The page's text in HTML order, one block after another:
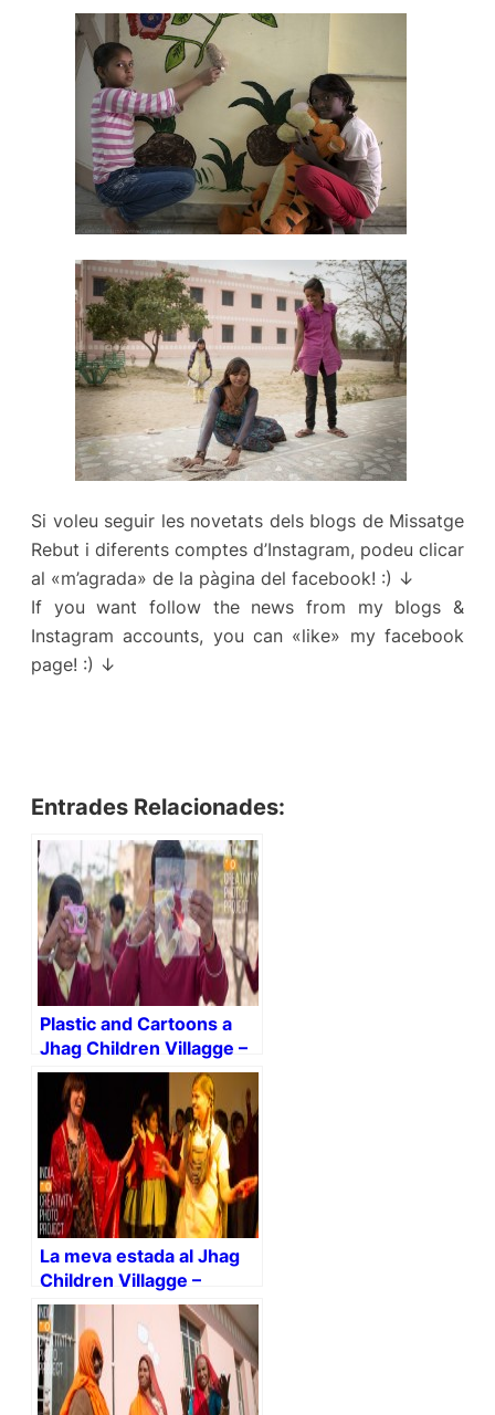
Si voleu seguir les novetats dels blogs de Missatge
Rebut i diferents comptes d’Instagram, podeu clicar
al «m’agrada» de la pàgina del facebook! :) ↓
If you want follow the news from my blogs &
Instagram accounts, you can «like» my facebook
page! :) ↓
Entrades Relacionades:
Plastic and Cartoons a
Jhag Children Villagge –
Rajasthan – i-india
La meva estada al Jhag
Children Villagge –
Rajasthan – i-india :)
#IndiaCreativity